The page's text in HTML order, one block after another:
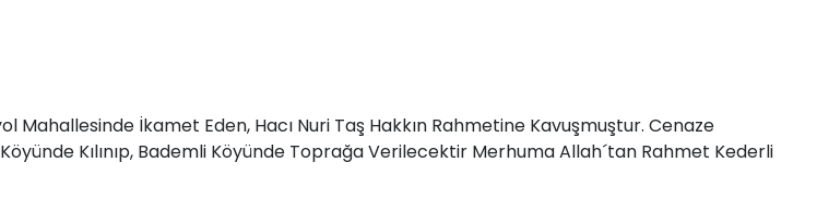
Mahallesinde İkamet Eden, Hacı Nuri Taş Hakkın Rahmetine Kavuşmuştur. Cenaze
Kılınıp, Bademli Köyünde Toprağa Verilecektir Merhuma Allah´tan Rahmet Kederli